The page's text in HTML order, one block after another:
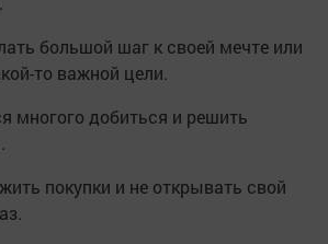
большой шаг к своей мечте или
то важной цели.
многого добиться и решить
покупки и не открывать свой